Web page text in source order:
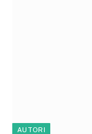
AUTORI